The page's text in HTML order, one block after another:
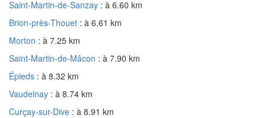
Saint-Martin-de-Sanzay : à 6.60 km
Brion-près-Thouet : à 6.61 km
Morton : à 7.25 km
Saint-Martin-de-Mâcon : à 7.90 km
Épieds : à 8.32 km
Vaudelnay : à 8.74 km
Curçay-sur-Dive : à 8.91 km